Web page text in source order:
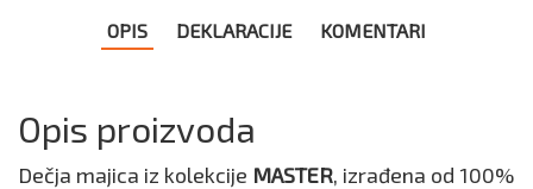
OPIS DEKLARACIJE KOMENTARI
Opis proizvoda
Dečja majica iz kolekcije MASTER, izrađena od 100%